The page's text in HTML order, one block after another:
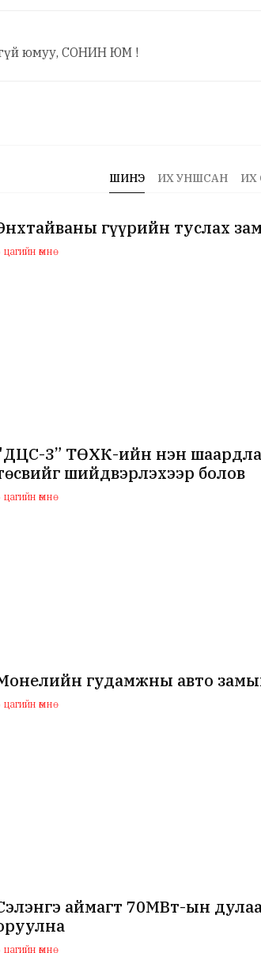
юмуу, СОНИН ЮМ !
ШИНЭ ИХ УНШСАН ИХ
гүүрийн туслах
цагийн өмнө
3” ТӨХК-ийн нэн
шийдвэрлэхээр болов
цагийн өмнө
гудамжны авто
цагийн өмнө
аймагт 70МВт-ын
цагийн өмнө